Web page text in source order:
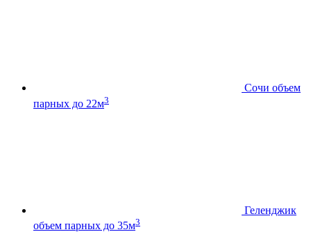
Сочи объем
парных до 22м3
Геленджик
объем парных до 35м3